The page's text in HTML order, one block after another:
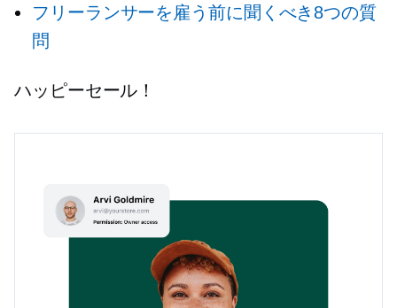
フリーランサーを雇う前に聞くべき8つの質
問
ハッピーセール！